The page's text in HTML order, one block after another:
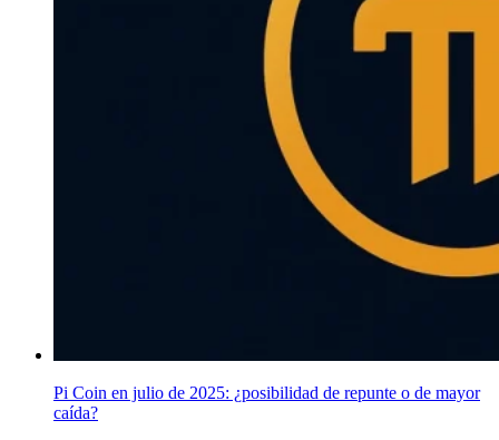
Pi Coin en julio de 2025: ¿posibilidad de repunte o de mayor
caída?